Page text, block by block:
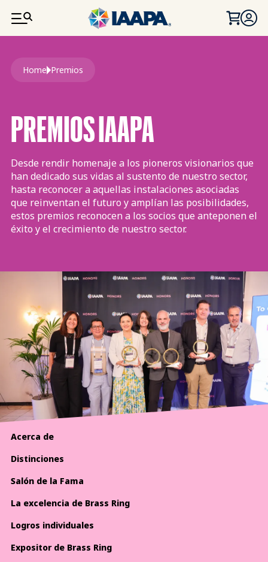
PASAR AL CONTENIDO PRINCIPAL
Ruta de navegación
Home Premios
PREMIOS IAAPA
Desde rendir homenaje a los pioneros visionarios que
han dedicado sus vidas al sustento de nuestro sector,
hasta reconocer a aquellas instalaciones asociadas
que reinventan el futuro y amplían las posibilidades,
estos premios reconocen a los socios que anteponen el
éxito y el crecimiento de nuestro sector.
Acerca de
Distinciones
Salón de la Fama
La excelencia de Brass Ring
Logros individuales
Expositor de Brass Ring